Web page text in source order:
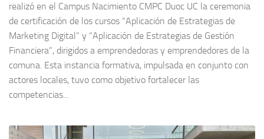
realizó en el Campus Nacimiento CMPC Duoc UC la ceremonia
de certificación de los cursos “Aplicación de Estrategias de
Marketing Digital” y “Aplicación de Estrategias de Gestión
Financiera”, dirigidos a emprendedoras y emprendedores de la
comuna. Esta instancia formativa, impulsada en conjunto con
actores locales, tuvo como objetivo fortalecer las
competencias...